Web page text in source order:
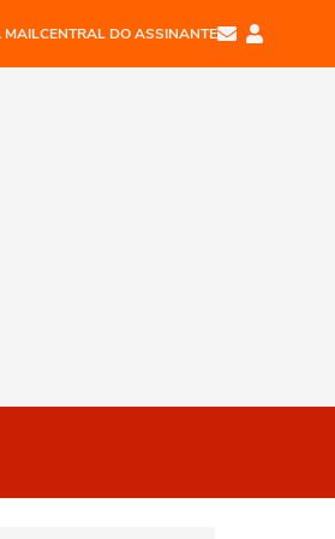
MAILCENTRAL DO ASSINANTE